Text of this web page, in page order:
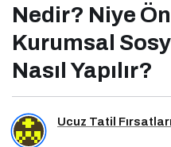
Nedir? Niye
Kurumsal
Nasıl Yapılır?
Ucuz Tatil Fırsatları